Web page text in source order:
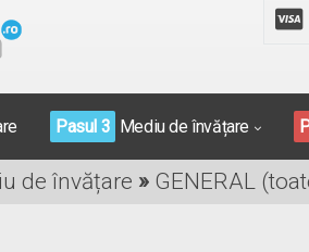
Pasul 3 Mediu de învățare
de învățare »GENERAL